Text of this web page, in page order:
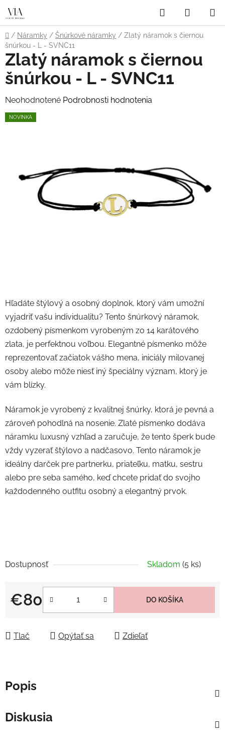
Prejsť
na
obsah
Hľadať
KOŠÍK
Domov
/ Náramky / Šnúrkové náramky / Zlatý náramok s čiernou
šnúrkou - L - SVNC11
Hľadáte štýlový a osobný doplnok, ktorý vám umožní
vyjadriť vašu individualitu? Tento šnúrkový náramok,
ozdobený písmenkom vyrobeným zo 14 karátového
zlata, je perfektnou voľbou. Elegantné písmenko môže
reprezentovať začiatok vášho mena, iniciály milovanej
osoby alebo môže niesť iný špeciálny význam, ktorý je
vám blízky.
Náramok je vyrobený z kvalitnej šnúrky, ktorá je pevná a
zároveň pohodlná na nosenie. Zlaté písmenko dodáva
náramku luxusný vzhľad a zaručuje, že tento šperk bude
vždy vyzerať štýlovo a nadčasovo. Tento náramok je
ideálny darček pre partnerku, priateľku, matku, sestru
alebo pre seba samého, keď chcete pridať do svojho
každodenného outfitu osobný a elegantný prvok.
Dostupnosť Skladom (5 ks)
€80
Jednotková cena:
DO KOŠÍKA
Tlač Opýtať sa Zdieľať
Zlatý náramok s čiernou
šnúrkou - L - SVNC11
Priemerné
hodnotenie
hviezdičiek.
Neohodnotené Podrobnosti hodnotenia
NOVINKA
Popis
Diskusia